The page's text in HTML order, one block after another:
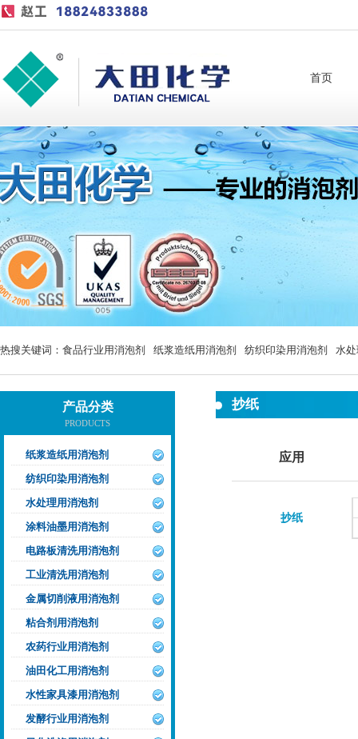
首页
热搜关键词： 食品行业用消泡剂 纸浆造纸用消泡剂 纺织印染用消泡剂 水
产品分类
PRODUCTS
纸浆造纸用消泡剂
纺织印染用消泡剂
水处理用消泡剂
涂料油墨用消泡剂
电路板清洗用消泡剂
工业清洗用消泡剂
金属切削液用消泡剂
粘合剂用消泡剂
农药行业用消泡剂
油田化工用消泡剂
水性家具漆用消泡剂
发酵行业用消泡剂
抄纸
应用
抄纸